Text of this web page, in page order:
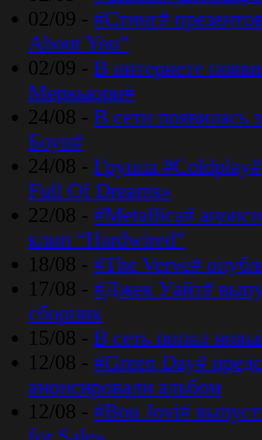
02/09 - #Стинг#
About You”
02/09 - В интернете
Меркьюри#
24/08 - В сети появилась
Боуи#
24/08 - Группа
Full Of Dreams»
22/08 - #Metallica#
клип “Hardwired”
18/08 - #The Verve#
17/08 - #Джек Уайт#
сборник
15/08 - В сеть попал
12/08 - #Green Day#
анонсировали альбом
12/08 - #Bon Jovi#